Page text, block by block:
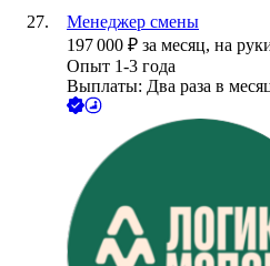
Менеджер смены
197 000 ₽ за месяц, на
Опыт 1-3 года
Выплаты: Два раза в